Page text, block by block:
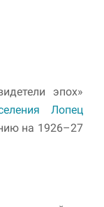
эпох»
Лопец
на 1926–27
и
из
он